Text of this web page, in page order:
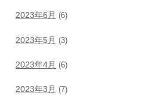
2023年6月 (6)
2023年5月 (3)
2023年4月 (6)
2023年3月 (7)